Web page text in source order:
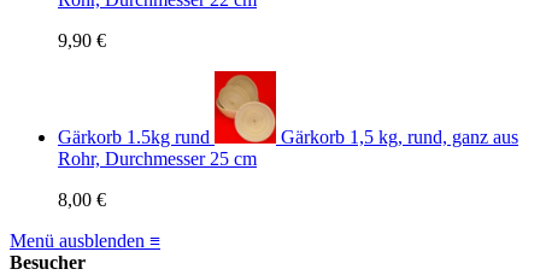
9,90 €
Gärkorb 1.5kg rund
Gärkorb 1,5 kg, rund, ganz aus
Rohr, Durchmesser 25 cm
8,00 €
Menü ausblenden ≡
Besucher